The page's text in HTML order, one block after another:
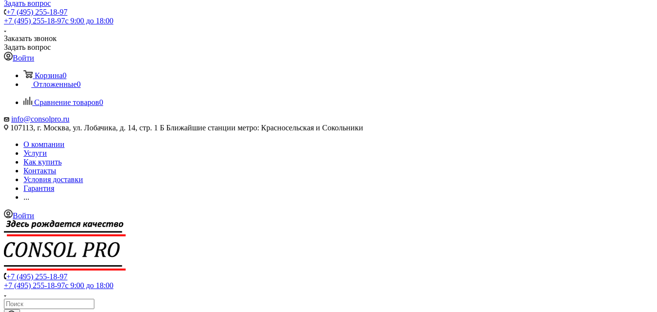
Задать вопрос
+7 (495) 255-18-97
+7 (495) 255-18-97с 9:00 до 18:00
Заказать звонок
Задать вопрос
Войти
Корзина0
Отложенные0
Сравнение товаров0
info@consolpro.ru
107113, г. Москва, ул. Лобачика, д. 14, стр. 1 Б Ближайшие станции метро: Красносельская и Сокольники
О компании
Услуги
Как купить
Контакты
Условия доставки
Гарантия
...
Войти
+7 (495) 255-18-97
+7 (495) 255-18-97с 9:00 до 18:00